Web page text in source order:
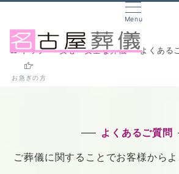
Menu
お急ぎの方
トップ 安心・安全な葬儀 よくある
よくあるご質問
ご葬儀に関することでお客様から